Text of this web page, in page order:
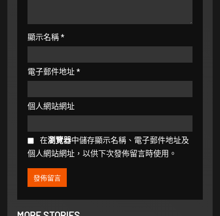
顯示名稱 *
電子郵件地址 *
個人網站網址
在瀏覽器中儲存顯示名稱、電子郵件地址及
個人網站網址，以供下次發佈留言時使用。